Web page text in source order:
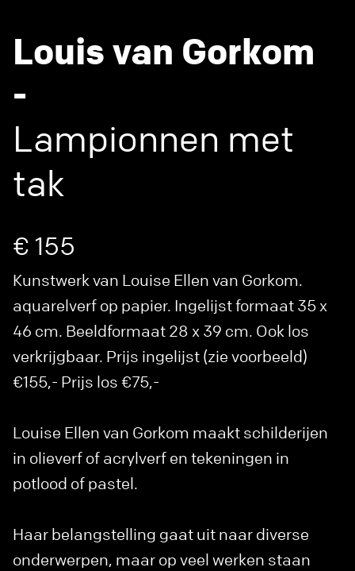
Louis van Gorkom
-
Lampionnen met
tak
€ 155
Kunstwerk van Louise Ellen van Gorkom.
aquarelverf op papier. Ingelijst formaat 35 x
46 cm. Beeldformaat 28 x 39 cm. Ook los
verkrijgbaar. Prijs ingelijst (zie voorbeeld)
€155,- Prijs los €75,-
Louise Ellen van Gorkom maakt schilderijen
in olieverf of acrylverf en tekeningen in
potlood of pastel.
Haar belangstelling gaat uit naar diverse
onderwerpen, maar op veel werken staan